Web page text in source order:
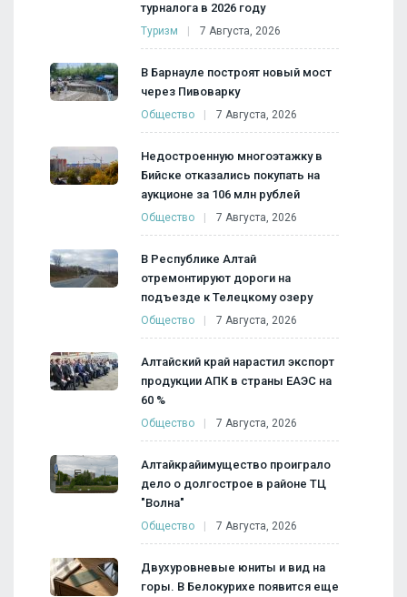
турналога в 2026 году
Туризм 7 Августа, 2026
В Барнауле построят новый мост
через Пивоварку
Общество 7 Августа, 2026
Недостроенную многоэтажку в
Бийске отказались покупать на
аукционе за 106 млн рублей
Общество 7 Августа, 2026
В Республике Алтай
отремонтируют дороги на
подъезде к Телецкому озеру
Общество 7 Августа, 2026
Алтайский край нарастил экспорт
продукции АПК в страны ЕАЭС на
60 %
Общество 7 Августа, 2026
Алтайкрайимущество проиграло
дело о долгострое в районе ТЦ
"Волна"
Общество 7 Августа, 2026
Двухуровневые юниты и вид на
горы. В Белокурихе появится еще